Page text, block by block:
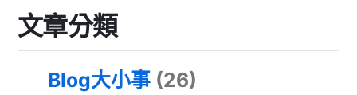
文章分類
Blog大小事 (26)